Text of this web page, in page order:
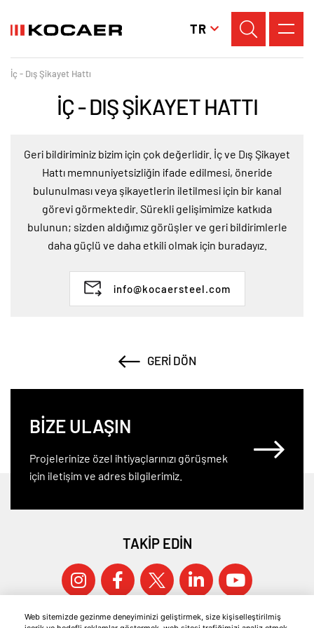
Web sitemizde gezinme deneyiminizi geliştirmek, size kişiselleştirilmiş
TR
İç - Dış Şikayet Hattı
İÇ - DIŞ ŞİKAYET HATTI
Geri bildiriminiz bizim için çok değerlidir. İç ve Dış Şikayet
Hattı memnuniyetsizliğin ifade edilmesi, öneride
bulunulması veya şikayetlerin iletilmesi için bir kanal
görevi görmektedir. Sürekli gelişimimize katkıda
bulunun; sizden aldığımız görüşler ve geri bildirimlerle
daha güçlü ve daha etkili olmak için buradayız.
info@kocaersteel.com
GERI DÖN
BİZE ULAŞIN
Projelerinize özel ihtiyaçlarınızı görüşmek
için iletişim ve adres bilgilerimiz.
TAKİP EDİN